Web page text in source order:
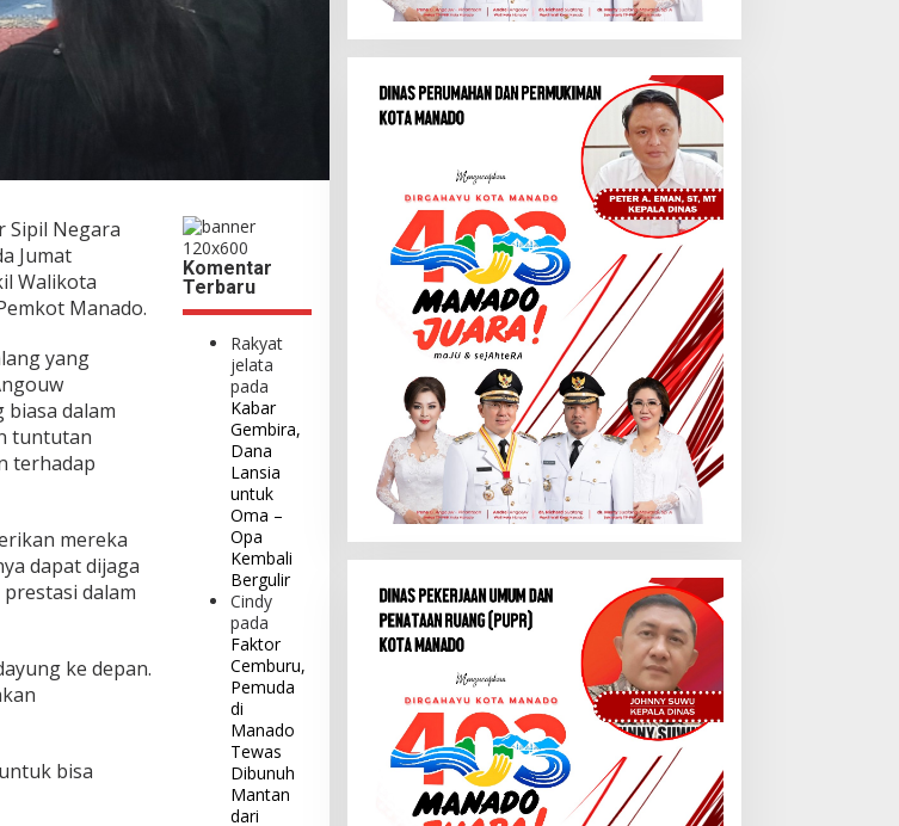
Sipil Negara
Jumat
Walikota
Manado.
yang
dalam
tuntutan
terhadap
mereka
dapat dijaga
dalam
ke depan.
bisa
Komentar
Terbaru
Rakyat
jelata
pada
Kabar
Gembira,
Dana
Lansia
untuk
Oma –
Opa
Kembali
Bergulir
Cindy
pada
Faktor
Cemburu,
Pemuda
di
Manado
Tewas
Dibunuh
Mantan
dari